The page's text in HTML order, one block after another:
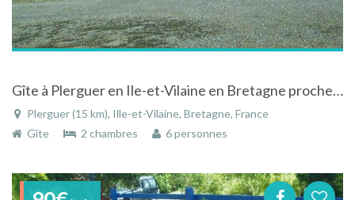
Gîte à Plerguer en Ile-et-Vilaine en Bretagne proche Saint-Malo
Plerguer (15 km), Ille-et-Vilaine, Bretagne, France
Gîte
2 chambres 6 personnes